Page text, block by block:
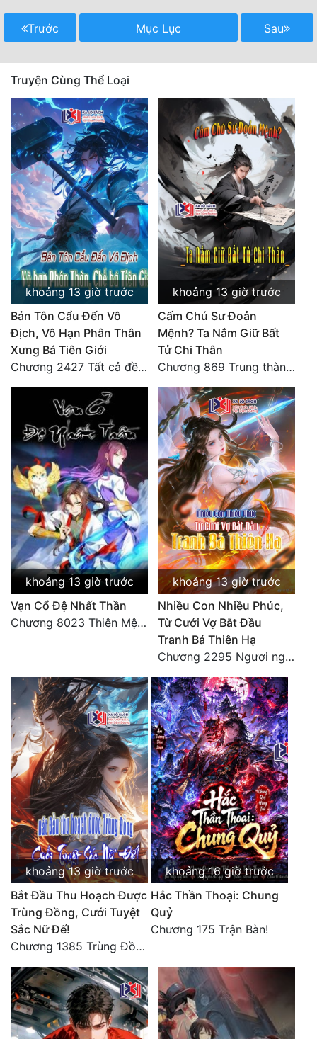
Quân Sự
Sắc
Thanh Xuân
Tiên Hiệp
Tiểu Thuyết
Trinh Thám
Triều Đấu
Trùng Sinh
Trọng Sinh
Tu Chân
Tu Tiên
Tội Phạm
Võ Hiệp
Võng Du
Xuyên Không
Xuyên Nhanh
Xuyên Sách
Xuyên Thư
Điền Văn
Đông Phương Huyền Huyễn
Đồng Nhân
Cẩu Đạo Trường Sinh
Ngự Thú
Truyện Nam
Truyện Nữ
Vô Địch Lưu
Xây Dựng Thế Lực
Đam Mỹ
Đẹp
Đẹp Hiệp
Trước Mục Lục Sau
Truyện Cùng Thể Loại
khoảng 13 giờ trước
Bản Tôn Cẩu Đến Vô
Địch, Vô Hạn Phân Thân
Xưng Bá Tiên Giới
Chương 2427 Tất cả đều nhờ nỗ lực! Mời Đế vào Thiên!
khoảng 13 giờ trước
Cấm Chú Sư Đoản
Mệnh? Ta Nắm Giữ Bất
Tử Chi Thân
Chương 869 Trung thành tuyệt đối
khoảng 13 giờ trước
Vạn Cổ Đệ Nhất Thần
Chương 8023 Thiên Mệnh cương đồ
khoảng 13 giờ trước
Nhiều Con Nhiều Phúc,
Từ Cưới Vợ Bắt Đầu
Tranh Bá Thiên Hạ
Chương 2295 Ngươi nghĩ chuyện Đại Viêm tiên triều làm có thể giấu được thiên hạ sao?
khoảng 13 giờ trước
Bắt Đầu Thu Hoạch Được
Trùng Đồng, Cưới Tuyệt
Sắc Nữ Đế!
Chương 1385 Trùng Đồng thấu ảo cảnh, lĩnh hội Pháp tắc Nhân Quả
khoảng 16 giờ trước
Hắc Thần Thoại: Chung
Quỷ
Chương 175 Trận Bàn!